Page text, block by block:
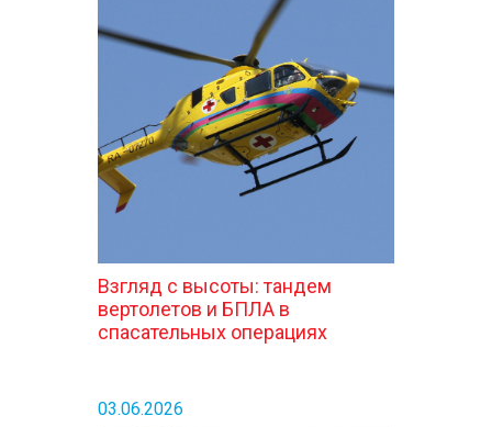
Взгляд с высоты: тандем
вертолетов и БПЛА в
спасательных операциях
03.06.2026